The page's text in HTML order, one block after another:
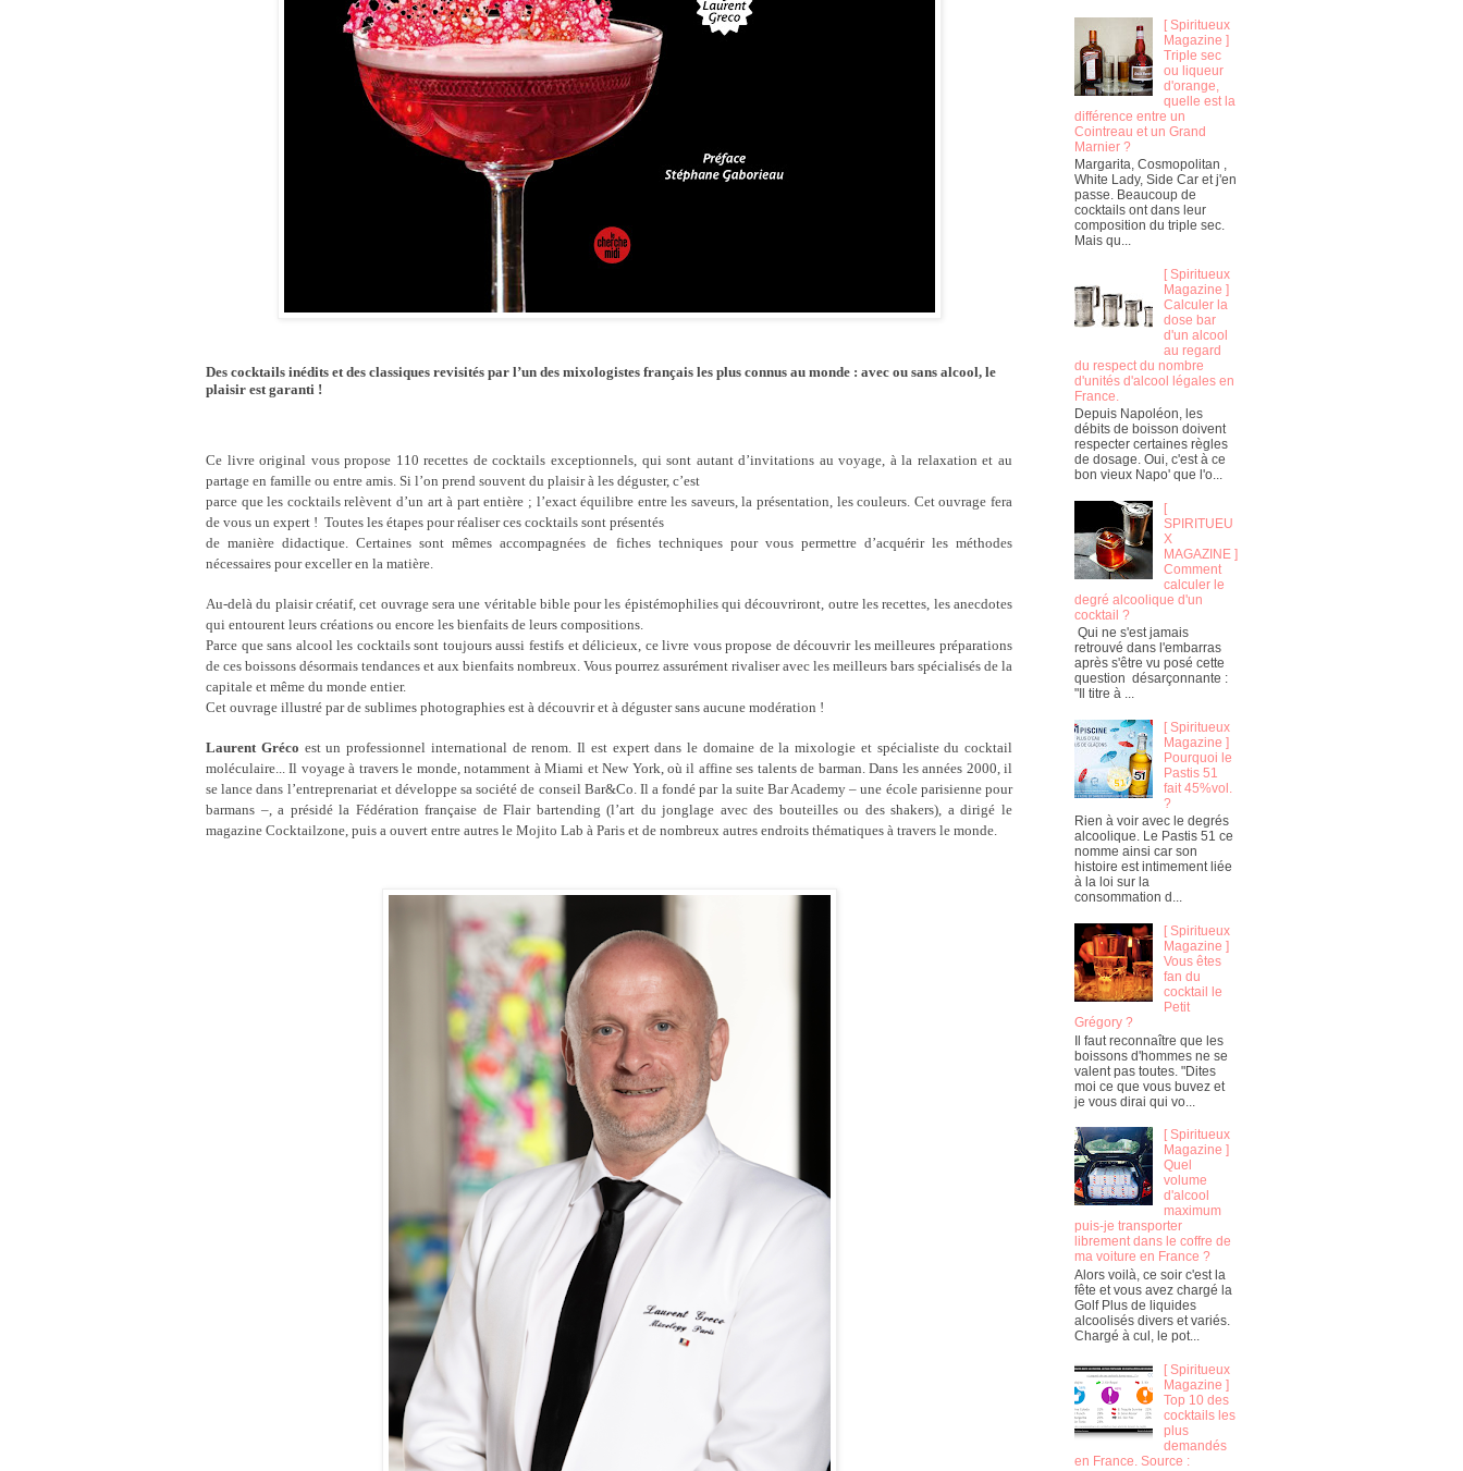
Des cocktails inédits et des classiques revisités par l’un des mixologistes français les plus connus au monde : avec ou sans alcool, le
plaisir est garanti !
Ce livre original vous propose 110 recettes de cocktails exceptionnels, qui sont autant d’invitations au voyage, à la relaxation et au
partage en famille ou entre amis. Si l’on prend souvent du plaisir à les déguster, c’est
parce que les cocktails relèvent d’un art à part entière ; l’exact équilibre entre les saveurs, la présentation, les couleurs. Cet ouvrage fera
de vous un expert ! Toutes les étapes pour réaliser ces cocktails sont présentés
de manière didactique. Certaines sont mêmes accompagnées de fiches techniques pour vous permettre d’acquérir les méthodes
nécessaires pour exceller en la matière.
Au-delà du plaisir créatif, cet ouvrage sera une véritable bible pour les épistémophilies qui découvriront, outre les recettes, les anecdotes
qui entourent leurs créations ou encore les bienfaits de leurs compositions.
Parce que sans alcool les cocktails sont toujours aussi festifs et délicieux, ce livre vous propose de découvrir les meilleures préparations
de ces boissons désormais tendances et aux bienfaits nombreux. Vous pourrez assurément rivaliser avec les meilleurs bars spécialisés de la
capitale et même du monde entier.
Cet ouvrage illustré par de sublimes photographies est à découvrir et à déguster sans aucune modération !
Laurent Gréco est un professionnel international de renom. Il est expert dans le domaine de la mixologie et spécialiste du cocktail
moléculaire... Il voyage à travers le monde, notamment à Miami et New York, où il affine ses talents de barman. Dans les années 2000, il
se lance dans l’entreprenariat et développe sa société de conseil Bar&Co. Il a fondé par la suite Bar Academy – une école parisienne pour
barmans –, a présidé la Fédération française de Flair bartending (l’art du jonglage avec des bouteilles ou des shakers), a dirigé le
magazine Cocktailzone, puis a ouvert entre autres le Mojito Lab à Paris et de nombreux autres endroits thématiques à travers le monde.
[ Spiritueux
Magazine ]
Triple sec
ou liqueur
d'orange,
quelle est la
différence entre un
Cointreau et un Grand
Marnier ?
Margarita, Cosmopolitan ,
White Lady, Side Car et j'en
passe. Beaucoup de
cocktails ont dans leur
composition du triple sec.
Mais qu...
[ Spiritueux
Magazine ]
Calculer la
dose bar
d'un alcool
au regard
du respect du nombre
d'unités d'alcool légales en
France.
Depuis Napoléon, les
débits de boisson doivent
respecter certaines règles
de dosage. Oui, c'est à ce
bon vieux Napo' que l'o...
[
SPIRITUEU
X
MAGAZINE ]
Comment
calculer le
degré alcoolique d'un
cocktail ?
Qui ne s'est jamais
retrouvé dans l'embarras
après s'être vu posé cette
question désarçonnante :
"Il titre à ...
[ Spiritueux
Magazine ]
Pourquoi le
Pastis 51
fait 45%vol.
?
Rien à voir avec le degrés
alcoolique. Le Pastis 51 ce
nomme ainsi car son
histoire est intimement liée
à la loi sur la
consommation d...
[ Spiritueux
Magazine ]
Vous êtes
fan du
cocktail le
Petit
Grégory ?
Il faut reconnaître que les
boissons d'hommes ne se
valent pas toutes. "Dites
moi ce que vous buvez et
je vous dirai qui vo...
[ Spiritueux
Magazine ]
Quel
volume
d'alcool
maximum
puis-je transporter
librement dans le coffre de
ma voiture en France ?
Alors voilà, ce soir c'est la
fête et vous avez chargé la
Golf Plus de liquides
alcoolisés divers et variés.
Chargé à cul, le pot...
[ Spiritueux
Magazine ]
Top 10 des
cocktails les
plus
demandés
en France. Source :